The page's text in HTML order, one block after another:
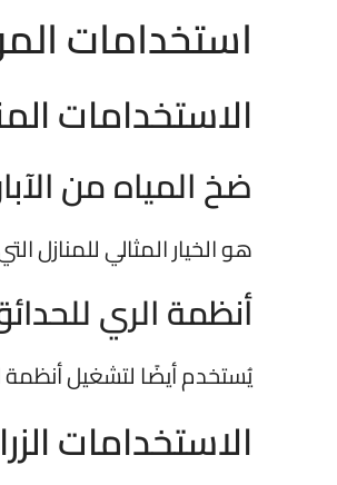
استخدامات
الاستخدامات
ضخ المياه من
هو الخيار المثالي للمنازل
أنظمة الري
يُستخدم أيضًا لتشغيل أنظمة
الاستخدامات